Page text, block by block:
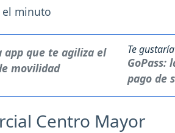
el minuto
Te
GoPass:
pago de
Centro Mayor